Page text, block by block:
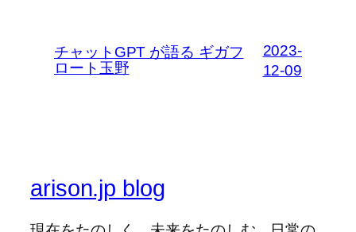
チャットGPT が語る ギガフ
ロート玉野
2023-
12-09
arison.jp blog